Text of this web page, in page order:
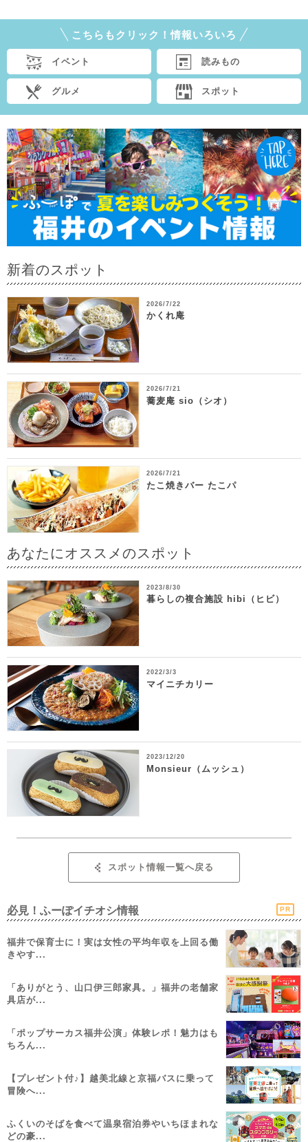
こちらもクリック！情報いろいろ
イベント 読みもの
グルメ スポット
新着のスポット
2026/7/22
かくれ庵
2026/7/21
蕎麦庵 sio（シオ）
2026/7/21
たこ焼きバー たこパ
あなたにオススメのスポット
2023/8/30
暮らしの複合施設 hibi（ヒビ）
2022/3/3
マイニチカリー
2023/12/20
Monsieur（ムッシュ）
スポット情報一覧へ戻る
必見！ふーぽイチオシ情報 PR
福井で保育士に！実は女性の平均年収を上回る働
きやす...
「ありがとう、山口伊三郎家具。」福井の老舗家
具店が...
「ポップサーカス福井公演」体験レポ！魅力はも
ちろん...
【プレゼント付♪】越美北線と京福バスに乗って
冒険へ...
ふくいのそばを食べて温泉宿泊券やいちほまれな
どの豪...